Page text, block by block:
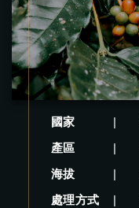
國家 |
產區
|
海拔
|
處理方式
|